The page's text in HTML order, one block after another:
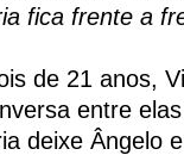
fica frente a
de 21 anos,
entre
deixe Ângelo